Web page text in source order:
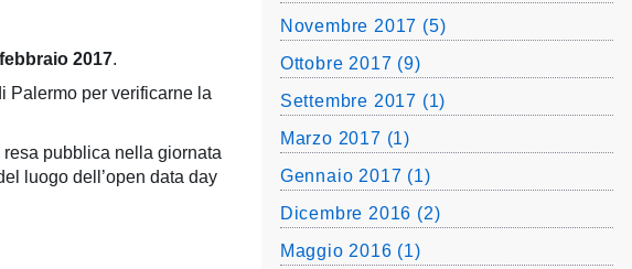
2017.
Palermo per verificarne la
pubblica nella giornata
luogo dell’open data day
Novembre 2017 (5)
Ottobre 2017 (9)
Settembre 2017 (1)
Marzo 2017 (1)
Gennaio 2017 (1)
Dicembre 2016 (2)
Maggio 2016 (1)